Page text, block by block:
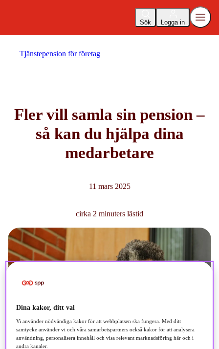
Sök Logga in
Tjänstepension för företag
Fler vill samla sin pension –
så kan du hjälpa dina
medarbetare
11 mars 2025
cirka 2 minuters lästid
Dina kakor, ditt val
Vi använder nödvändiga kakor för att webbplatsen ska fungera. Med ditt
samtycke använder vi och våra samarbetspartners också kakor för att analysera
användning, personalisera innehåll och visa relevant marknadsföring här och i
andra kanaler.